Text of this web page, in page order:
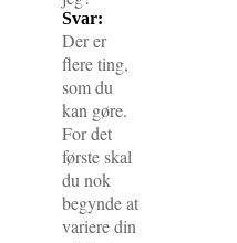
Svar:
Der er
flere ting,
som du
kan gøre.
For det
første skal
du nok
begynde at
variere din